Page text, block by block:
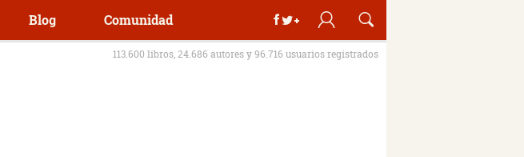
Blog Comunidad
113.600 libros, 24.686 autores y 96.716 usuarios registrados